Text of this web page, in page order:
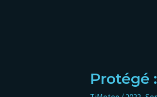
Protégé
Protégé :